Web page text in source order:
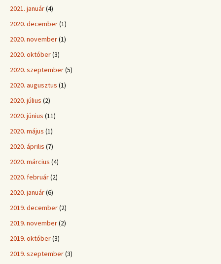
2021. január(4)
2020. december(1)
2020. november(1)
2020. október(3)
2020. szeptember(5)
2020. augusztus (1)
2020. július (2)
2020. június (11)
2020. május (1)
2020. április (7)
2020. március (4)
2020. február(2)
2020. január(6)
2019. december(2)
2019. november(2)
2019. október(3)
2019. szeptember(3)